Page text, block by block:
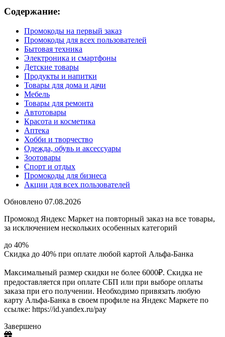
Содержание:
Промокоды на первый заказ
Промокоды для всех пользователей
Бытовая техника
Электроника и смартфоны
Детские товары
Продукты и напитки
Товары для дома и дачи
Мебель
Товары для ремонта
Автотовары
Красота и косметика
Аптека
Хобби и творчество
Одежда, обувь и аксессуары
Зоотовары
Спорт и отдых
Промокоды для бизнеса
Акции для всех пользователей
Обновлено 07.08.2026
Промокод Яндекс Маркет на повторный заказ на все товары,
за исключением нескольких особенных категорий
до 40%
Скидка до 40% при оплате любой картой Альфа-Банка
Максимальный размер скидки не более 6000₽. Скидка не
предоставляется при оплате СБП или при выборе оплаты
заказа при его получении. Необходимо привязать любую
карту Альфа-Банка в своем профиле на Яндекс Маркете по
ссылке: https://id.yandex.ru/pay
Завершено